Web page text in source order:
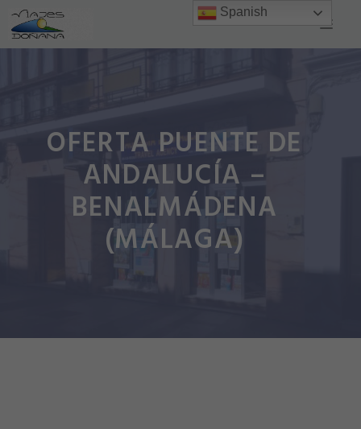
Saltar
OFERTA PUENTE DE
ANDALUCÍA –
BENALMÁDENA
(MÁLAGA)
Spanish